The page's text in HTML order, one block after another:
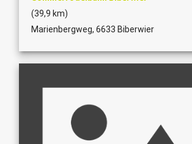
(39,9 km)
Marienbergweg, 6633 Biberwier